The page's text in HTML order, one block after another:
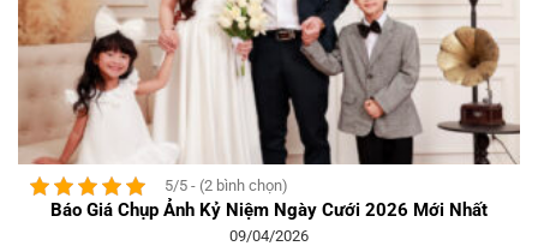
5/5 - (2 bình chọn)
Báo Giá Chụp Ảnh Kỷ Niệm Ngày Cưới 2026 Mới Nhất
09/04/2026